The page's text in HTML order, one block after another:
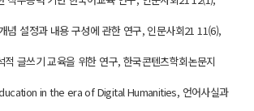
념 설정과 내용 구성에 관한 연구, 인문사회21 11(6),
적 글쓰기 교육을 위한 연구, 한국콘텐츠학회논문지
in the era of Digital Humanities, 언어사실과